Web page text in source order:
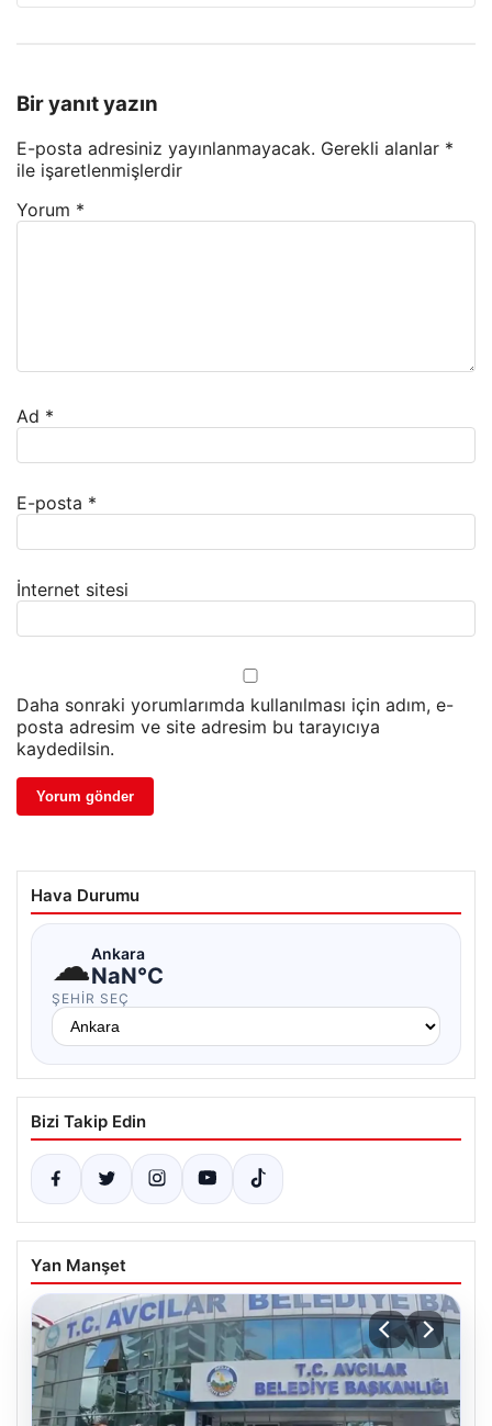
Bir yanıt yazın
E-posta adresiniz yayınlanmayacak. Gerekli alanlar *
ile işaretlenmişlerdir
Yorum *
Ad *
E-posta *
İnternet sitesi
Daha sonraki yorumlarımda kullanılması için adım, e-
posta adresim ve site adresim bu tarayıcıya
kaydedilsin.
Hava Durumu
☁Ankara
NaN°C
ŞEHIR SEÇ
Bizi Takip Edin
Yan Manşet